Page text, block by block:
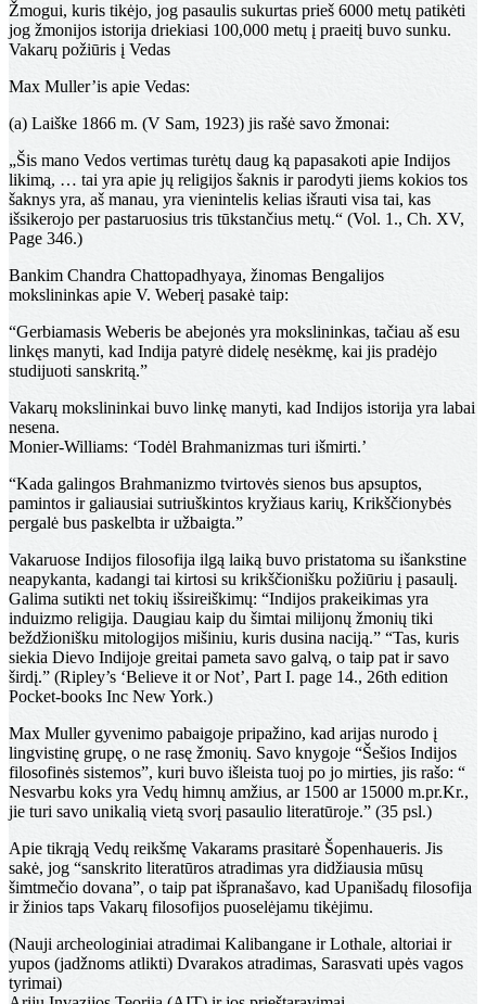
Žmogui, kuris tikėjo, jog pasaulis sukurtas prieš 6000 metų patikėti
jog žmonijos istorija driekiasi 100,000 metų į praeitį buvo sunku.
Vakarų požiūris į Vedas
Max Muller’is apie Vedas:
(a) Laiške 1866 m. (V Sam, 1923) jis rašė savo žmonai:
„Šis mano Vedos vertimas turėtų daug ką papasakoti apie Indijos
likimą, … tai yra apie jų religijos šaknis ir parodyti jiems kokios tos
šaknys yra, aš manau, yra vienintelis kelias išrauti visa tai, kas
išsikerojo per pastaruosius tris tūkstančius metų.“ (Vol. 1., Ch. XV,
Page 346.)
Bankim Chandra Chattopadhyaya, žinomas Bengalijos
mokslininkas apie V. Weberį pasakė taip:
“Gerbiamasis Weberis be abejonės yra mokslininkas, tačiau aš esu
linkęs manyti, kad Indija patyrė didelę nesėkmę, kai jis pradėjo
studijuoti sanskritą.”
Vakarų mokslininkai buvo linkę manyti, kad Indijos istorija yra labai
nesena.
Monier-Williams: ‘Todėl Brahmanizmas turi išmirti.’
“Kada galingos Brahmanizmo tvirtovės sienos bus apsuptos,
pamintos ir galiausiai sutriuškintos kryžiaus karių, Krikščionybės
pergalė bus paskelbta ir užbaigta.”
Vakaruose Indijos filosofija ilgą laiką buvo pristatoma su išankstine
neapykanta, kadangi tai kirtosi su krikščionišku požiūriu į pasaulį.
Galima sutikti net tokių išsireiškimų: “Indijos prakeikimas yra
induizmo religija. Daugiau kaip du šimtai milijonų žmonių tiki
beždžionišku mitologijos mišiniu, kuris dusina naciją.” “Tas, kuris
siekia Dievo Indijoje greitai pameta savo galvą, o taip pat ir savo
širdį.” (Ripley’s ‘Believe it or Not’, Part I. page 14., 26th edition
Pocket-books Inc New York.)
Max Muller gyvenimo pabaigoje pripažino, kad arijas nurodo į
lingvistinę grupę, o ne rasę žmonių. Savo knygoje “Šešios Indijos
filosofinės sistemos”, kuri buvo išleista tuoj po jo mirties, jis rašo: “
Nesvarbu koks yra Vedų himnų amžius, ar 1500 ar 15000 m.pr.Kr.,
jie turi savo unikalią vietą svorį pasaulio literatūroje.” (35 psl.)
Apie tikrąją Vedų reikšmę Vakarams prasitarė Šopenhaueris. Jis
sakė, jog “sanskrito literatūros atradimas yra didžiausia mūsų
šimtmečio dovana”, o taip pat išpranašavo, kad Upanišadų filosofija
ir žinios taps Vakarų filosofijos puoselėjamu tikėjimu.
(Nauji archeologiniai atradimai Kalibangane ir Lothale, altoriai ir
yupos (jadžnoms atlikti) Dvarakos atradimas, Sarasvati upės vagos
tyrimai)